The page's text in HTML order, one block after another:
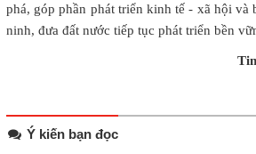
phá, góp phần phát triển kinh tế - xã hội và
ninh, đưa đất nước tiếp tục phát triển bền
Ý kiến bạn đọc